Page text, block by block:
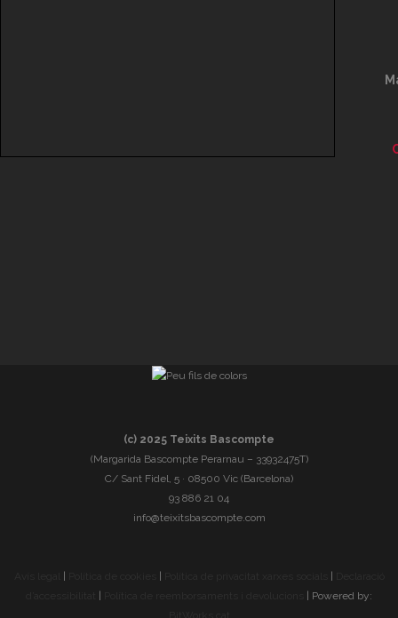
(c) 2025 Teixits Bascompte
(Margarida Bascompte Perarnau – 33932475T)
C/ Sant Fidel, 5 · 08500 Vic (Barcelona)
93 886 21 04
info@teixitsbascompte.com
| | |
|
| Powered by: